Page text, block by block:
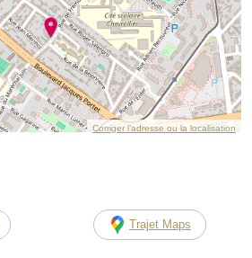
Corriger l’adresse ou la localisation
Trajet Maps